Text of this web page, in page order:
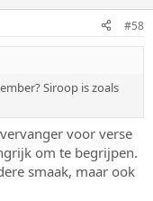
#58
Siroop is zoals
voor verse
om te begrijpen.
smaak, maar ook